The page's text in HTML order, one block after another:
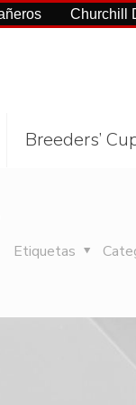
Churchill Downs y
Breeders’
Etiquetas